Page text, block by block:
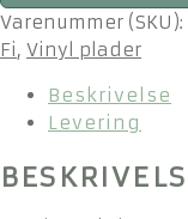
Revival
-
Gras
fra
Varenummer (SKU):
Fi, Vinyl plader
Beskrivelse
Levering